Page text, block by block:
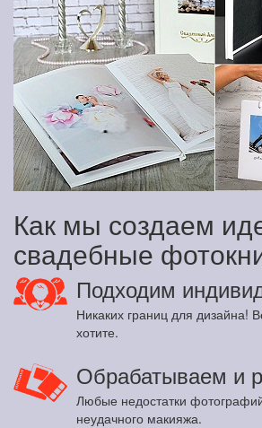
Как мы создаем
свадебные
Подходим
Никаких границ для дизайна!
хотите.
Обрабатываем и
Любые недостатки
неудачного макияжа.